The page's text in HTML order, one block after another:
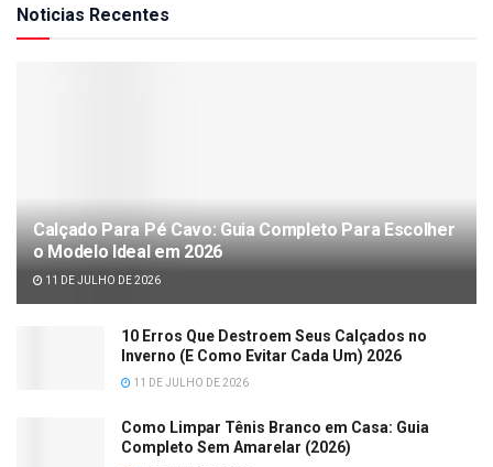
Noticias Recentes
Calçado Para Pé Cavo: Guia Completo Para Escolher
o Modelo Ideal em 2026
11 DE JULHO DE 2026
10 Erros Que Destroem Seus Calçados no
Inverno (E Como Evitar Cada Um) 2026
11 DE JULHO DE 2026
Como Limpar Tênis Branco em Casa: Guia
Completo Sem Amarelar (2026)